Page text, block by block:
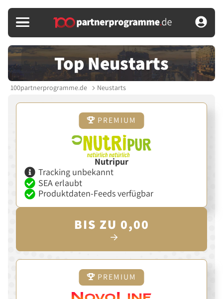
Top Neustarts
100partnerprogramme.de Neustarts
PREMIUM
Nutripur
Tracking unbekannt
SEA erlaubt
Produktdaten-Feeds verfügbar
BIS ZU 0,00
PREMIUM